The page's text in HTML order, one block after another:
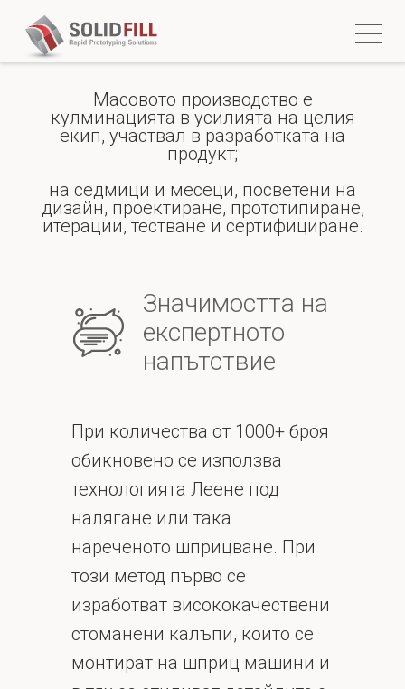
Масовото производство е
кулминацията в усилията на целия
екип, участвал в разработката на
продукт;
на седмици и месеци, посветени на
дизайн, проектиране, прототипиране,
итерации, тестване и сертифициране.
Значимостта на
експертното
напътствие
При количества от 1000+ броя
обикновено се използва
технологията Леене под
налягане или така
нареченото шприцване. При
този метод първо се
изработват висококачествени
стоманени калъпи, които се
монтират на шприц машини и